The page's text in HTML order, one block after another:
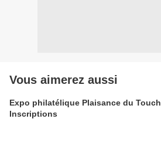
Vous aimerez aussi
Expo philatélique Plaisance du Touch
Inscriptions